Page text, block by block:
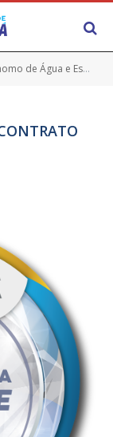
Água e Esgoto (SAAE)